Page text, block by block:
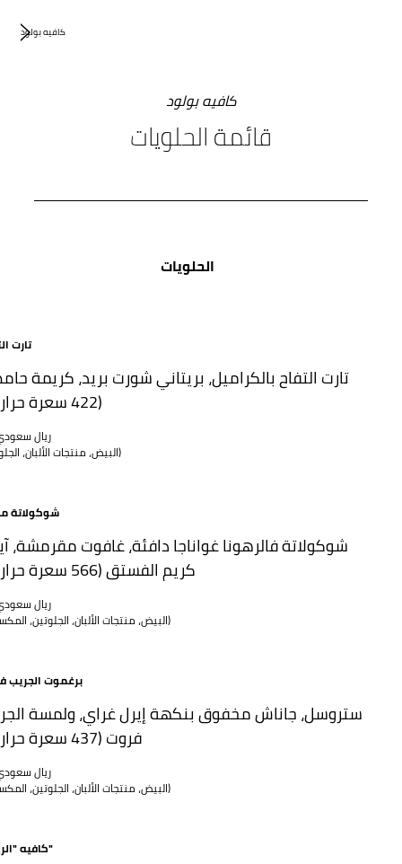
كافيه بولود
كافيه بولود
قائمة الحلويات
الحلويات
تارت
تارت التفاح بالكراميل، بريتاني شورت بريد، كريمة
(422 سعرة حرارية)
70 ريال
(البيض، منتجات الألبان، الجلوتين)
شوكولاتة
شوكولاتة فالرهونا غواناجا دافئة، غافوت مقرمشة،
كريم الفستق (566 سعرة حرارية)
75 ريال
(البيض، منتجات الألبان، الجلوتين، المكسرات)
برغموت الجريب
ستروسل، جاناش مخفوق بنكهة إيرل غراي، ولمسة
فروت (437 سعرة حرارية)
65 ريال
(البيض، منتجات الألبان، الجلوتين، المكسرات)
كافيه "الرياض"